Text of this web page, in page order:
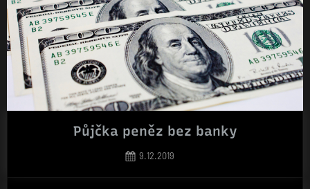
Půjčka peněz bez banky
Posted
9.12.2019